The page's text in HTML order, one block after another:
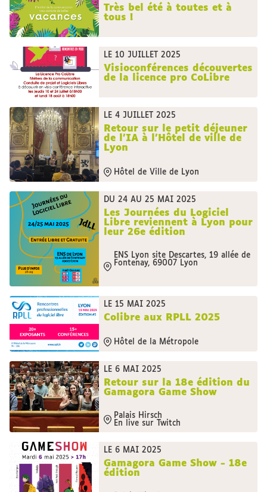
Très bel été à toutes et à
tous !
LE 10 JUILLET 2025
Visioconférences découvertes
de la licence pro CoLibre
LE 4 JUILLET 2025
Retour sur le petit déjeuner
de l'IA à l'Hôtel de ville de
Lyon
Hôtel de Ville de Lyon
DU 24 AU 25 MAI 2025
Les Journées du Logiciel
Libre reviennent à Lyon pour
leur 26e édition
ENS Lyon site Descartes, 19 allée de
Fontenay, 69007 Lyon
LE 15 MAI 2025
Colibre aux RPLL 2025
Hôtel de la Métropole
LE 6 MAI 2025
Retour sur la 18e édition du
Gamagora Game Show
Palais Hirsch
En live sur Twitch
LE 6 MAI 2025
Gamagora Game Show - 18e
édition